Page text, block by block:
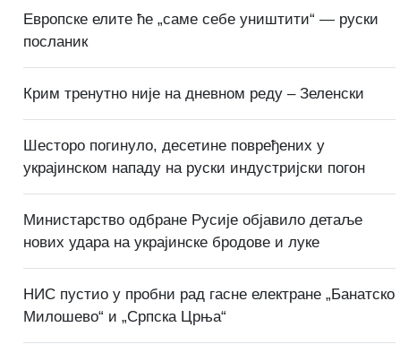
Европске елите ће „саме себе уништити“ — руски
посланик
Крим тренутно није на дневном реду – Зеленски
Шесторо погинуло, десетине повређених у
украјинском нападу на руски индустријски погон
Министарство одбране Русије објавило детаље
нових удара на украјинске бродове и луке
НИС пустио у пробни рад гасне електране „Банатско
Милошево“ и „Српска Црња“